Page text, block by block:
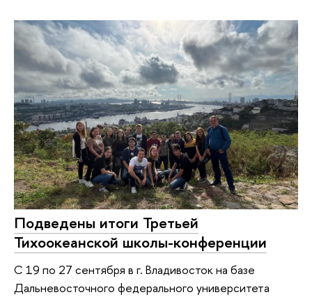
Подведены итоги Третьей
Тихоокеанской школы-конференции
С 19 по 27 сентября в г. Владивосток на базе
Дальневосточного федерального университета